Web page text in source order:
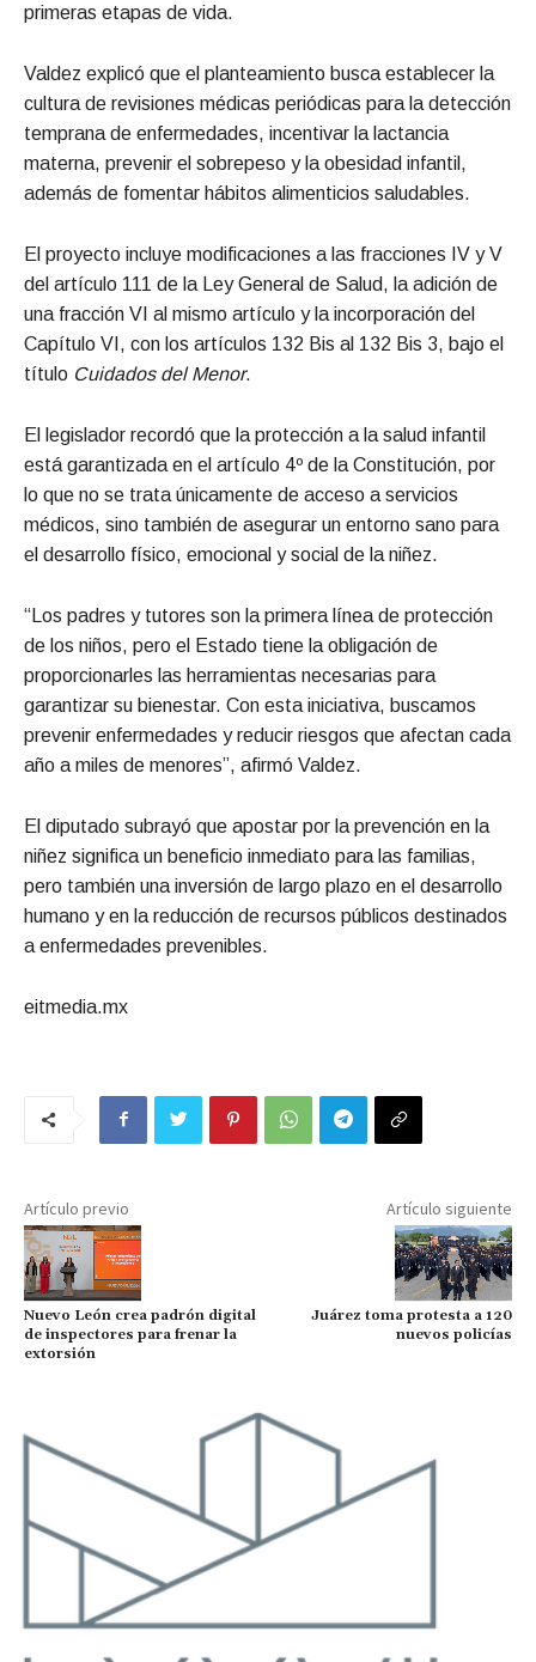
primeras etapas de vida.
Valdez explicó que el planteamiento busca establecer la
cultura de revisiones médicas periódicas para la detección
temprana de enfermedades, incentivar la lactancia
materna, prevenir el sobrepeso y la obesidad infantil,
además de fomentar hábitos alimenticios saludables.
El proyecto incluye modificaciones a las fracciones IV y V
del artículo 111 de la Ley General de Salud, la adición de
una fracción VI al mismo artículo y la incorporación del
Capítulo VI, con los artículos 132 Bis al 132 Bis 3, bajo el
título Cuidados del Menor.
El legislador recordó que la protección a la salud infantil
está garantizada en el artículo 4º de la Constitución, por
lo que no se trata únicamente de acceso a servicios
médicos, sino también de asegurar un entorno sano para
el desarrollo físico, emocional y social de la niñez.
“Los padres y tutores son la primera línea de protección
de los niños, pero el Estado tiene la obligación de
proporcionarles las herramientas necesarias para
garantizar su bienestar. Con esta iniciativa, buscamos
prevenir enfermedades y reducir riesgos que afectan cada
año a miles de menores”, afirmó Valdez.
El diputado subrayó que apostar por la prevención en la
niñez significa un beneficio inmediato para las familias,
pero también una inversión de largo plazo en el desarrollo
humano y en la reducción de recursos públicos destinados
a enfermedades prevenibles.
eitmedia.mx
Artículo previo
Nuevo León crea padrón digital
de inspectores para frenar la
extorsión
Artículo siguiente
Juárez toma protesta a 120
nuevos policías